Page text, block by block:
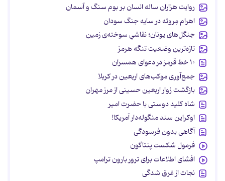
روایت هزاران ساله انسان بر بوم سنگ و آسمان
اهرام مِروئه در سایه جنگ سودان
جنگل‌های یونان؛ نقاشیِ سوخته‌ی زمین
تازه‌ترین وضعیت تنگه هرمز
۱۰ خط قرمز در دعوای همسران
جمع‌آوری موکب‌های اربعین در کربلا
بازگشت زوار اربعین حسینی از مرز مهران
شاه کلید دوستی با حضرت امیر
اوکراین سند منگوله‌دار آمریکا!
آگاهی بدون فرسودگی
فرمول شکست پنتاگون
افشای اطلاعات برای ترور بارون ترامپ
نجات از غرق شدگی